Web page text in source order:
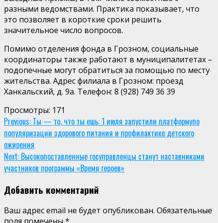
разными ведомствами. Практика показывает, что
это позволяет в короткие сроки решить
значительное число вопросов.
Помимо отделения фонда в Грозном, социальные
координаторы также работают в муниципалитетах –
подопечные могут обратиться за помощью по месту
жительства. Адрес филиала в Грозном: проезд
Ханкальский, д. 9а. Телефон: 8 (928) 749 36 39
Просмотры: 171
Continue
Reading
Previous: Ты — то, что ты ешь: 1 июля запустили платформупо
популяризации здорового питания и профилактике детского
ожирения
Next: Высокопоставленные госуправленцы станут наставниками
участников программы «Время героев»
Добавить комментарий
Ваш адрес email не будет опубликован. Обязательные